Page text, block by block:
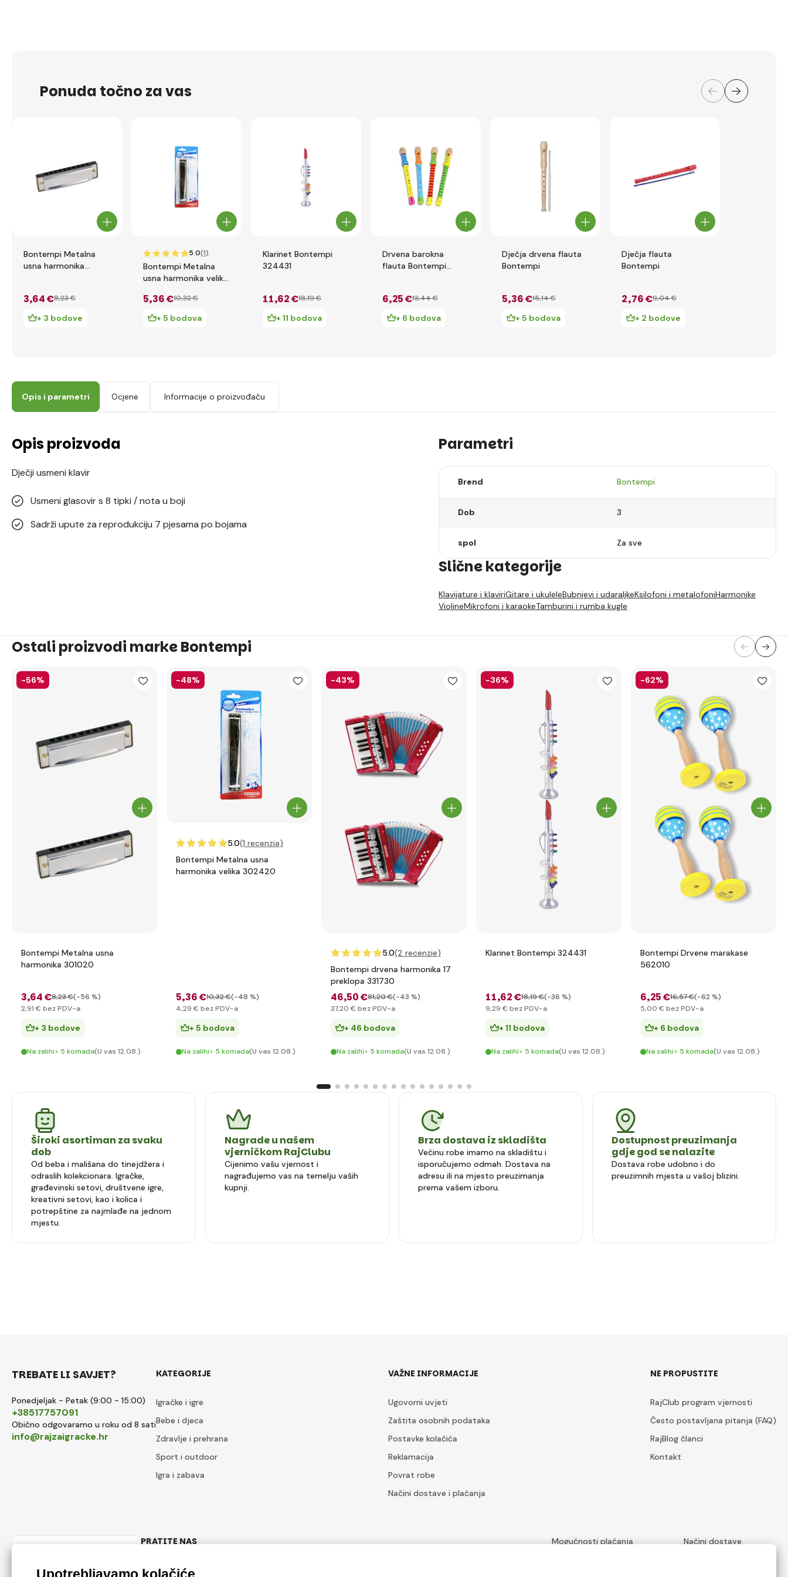
Ponuda točno za vas
Bontempi Metalna
usna harmonika
3,64 €8,23 €
+ 3 bodove
5.0(1)
Bontempi Metalna
usna harmonika velika
5,36 €10,32 €
+ 5 bodova
Klarinet Bontempi
324431
11,62 €18,19 €
+ 11 bodova
Drvena barokna
flauta Bontempi
6,25 €13,44 €
+ 6 bodova
Dječja drvena flauta
Bontempi
5,36 €15,14 €
+ 5 bodova
Dječja flauta
Bontempi
2,76 €9,04 €
+ 2 bodove
Opis i parametri Ocjene Informacije o proizvođaču
Opis proizvoda
Dječji usmeni klavir
Usmeni glasovir s 8 tipki / nota u boji
Sadrži upute za reprodukciju 7 pjesama po bojama
Parametri
Brend Bontempi
Dob 3
spol Za sve
Slične kategorije
Klavijature i klaviriGitare i ukuleleBubnjevi i udaraljkeKsilofoni i metalofoniHarmonike
ViolineMikrofoni i karaokeTamburini i rumba kugle
Ostali proizvodi marke Bontempi
-56%
Bontempi Metalna usna
harmonika 301020
3,64 €8,23 €(-56 %)
2,91 € bez PDV-a
+ 3 bodove
Na zalihi> 5 komada(U vas 12.08.)
-48%
5.0(1 recenzia)
Bontempi Metalna usna
harmonika velika 302420
5,36 €10,32 €(-48 %)
4,29 € bez PDV-a
+ 5 bodova
Na zalihi> 5 komada(U vas 12.08.)
-43%
5.0(2 recenzie)
Bontempi drvena harmonika 17
preklopa 331730
46,50 €81,20 €(-43 %)
37,20 € bez PDV-a
+ 46 bodova
Na zalihi> 5 komada(U vas 12.08.)
-36%
Klarinet Bontempi 324431
11,62 €18,19 €(-36 %)
9,29 € bez PDV-a
+ 11 bodova
Na zalihi> 5 komada(U vas 12.08.)
-62%
Bontempi Drvene marakase
562010
6,25 €16,57 €(-62 %)
5,00 € bez PDV-a
+ 6 bodova
Na zalihi> 5 komada(U vas 12.08.)
Široki asortiman za svaku
dob
Od beba i mališana do tinejdžera i
odraslih kolekcionara. Igračke,
građevinski setovi, društvene igre,
kreativni setovi, kao i kolica i
potrepštine za najmlađe na jednom
mjestu.
Nagrade u našem
vjerničkom RajClubu
Cijenimo vašu vjernost i
nagrađujemo vas na temelju vaših
kupnji.
Brza dostava iz skladišta
Većinu robe imamo na skladištu i
isporučujemo odmah. Dostava na
adresu ili na mjesto preuzimanja
prema vašem izboru.
Dostupnost preuzimanja
gdje god se nalazite
Dostava robe udobno i do
preuzimnih mjesta u vašoj blizini.
TREBATE LI SAVJET?
Ponedjeljak - Petak (9:00 - 15:00)
+38517757091
Obično odgovaramo u roku od 8 sati
info@rajzaigracke.hr
KATEGORIJE
Igračke i igre
Bebe i djeca
Zdravlje i prehrana
Sport i outdoor
Igra i zabava
VAŽNE INFORMACIJE
Ugovorni uvjeti
Zaštita osobnih podataka
Postavke kolačića
Reklamacija
Povrat robe
Načini dostave i plaćanja
NE PROPUSTITE
RajClub program vjernosti
Često postavljana pitanja (FAQ)
RajBlog članci
Kontakt
PRATITE NAS
Facebook
Mogućnosti plaćanja Načini dostave